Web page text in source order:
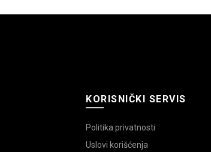
KORISNIČKI SERVIS
Politika privatnosti
Uslovi korišćenja